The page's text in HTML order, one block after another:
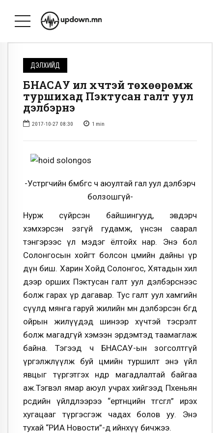
ДЭЛХИЙД
БНАСАУ илүү хүчтэй төхөөрөмж
туршихад Пэктусан галт уул
дэлбэрнэ
2017-10-27 08:30 1 min
-Устөрөгчийн бөмбөгөөс ч аюултай гал уул дэлбэрч
болзошгүй-
Нурж сүйрсэн байшингууд, эвдэрч
хэмхэрсэн эзгүй гудамж, үнсэн саарал
тэнгэрээс үл мэдэг ёлтойх нар. Энэ бол
Солонгосын хойгт болсон цөмийн дайны үр
дүн биш. Харин Хойд Солонгос, Хятадын хил
дээр орших Пэктусан галт уул дэлбэрснээс
болж гарах үр дагавар. Тус галт уул хамгийн
сүүлд мянга гаруй жилийн өмнө дэлбэрсэн бөгөөд
ойрын жилүүдэд шинээр хүчтэй тэсрэлт
болж магадгүй хэмээн эрдэмтэд таамаглаж
байна. Тэгээд ч БНАСАУ-ын зогсолтгүй
үргэлжлүүлж буй цөмийн туршилт энэ үйл
явцыг түргэтгэх өндөр магадлалтай байгаа
аж.Тэгвэл ямар аюул учрах хийгээд Пхеньян
өөрсдийн үйлдлээрээ “ертөнцийн төгсгөл” ирэх
хугацааг түргэсгэж чадах болов уу. Энэ
тухай “РИА Новости”-д ийнхүү бичжээ.